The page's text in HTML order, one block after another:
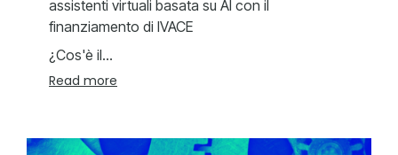
assistenti virtuali basata su AI con il
finanziamento di IVACE
¿Cos'è il...
Read more